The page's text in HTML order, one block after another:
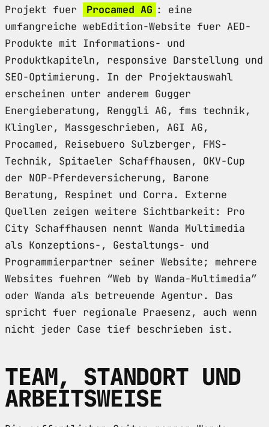
Projekt fuer
Procamed AG : eine
umfangreiche webEdition-Website fuer AED-
Produkte mit Informations- und
Produktkapiteln, responsive Darstellung und
SEO-Optimierung. In der Projektauswahl
erscheinen unter anderem Gugger
Energieberatung, Renggli AG, fms technik,
Klingler, Massgeschrieben, AGI AG,
Procamed, Reisebuero Sulzberger, FMS-
Technik, Spitaeler Schaffhausen, OKV-Cup
der NOP-Pferdeversicherung, Barone
Beratung, Respinet und Corra. Externe
Quellen zeigen weitere Sichtbarkeit: Pro
City Schaffhausen nennt Wanda Multimedia
als Konzeptions-, Gestaltungs- und
Programmierpartner seiner Website; mehrere
Websites fuehren “Web by Wanda-Multimedia”
oder Wanda als betreuende Agentur. Das
spricht fuer regionale Praesenz, auch wenn
nicht jeder Case tief beschrieben ist.
TEAM, STANDORT UND
ARBEITSWEISE